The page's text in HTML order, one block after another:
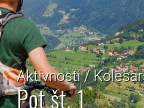
Aktivnosti /
Pot št. 1